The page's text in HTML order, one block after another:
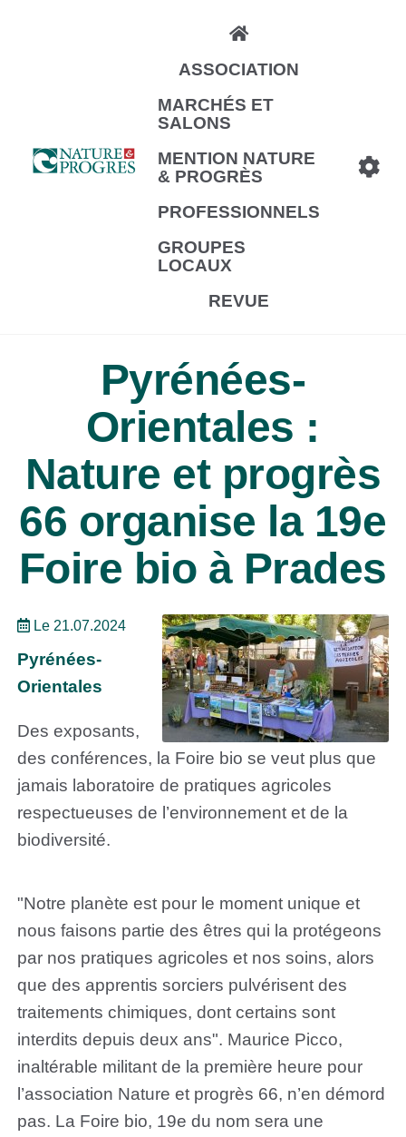
ASSOCIATION
MARCHÉS ET
SALONS
MENTION NATURE
& PROGRÈS
PROFESSIONNELS
GROUPES
LOCAUX
REVUE
Pyrénées-
Orientales :
Nature et progrès
66 organise la 19e
Foire bio à Prades
Le 21.07.2024
Pyrénées-
Orientales
Des exposants,
des conférences, la Foire bio se veut plus que
jamais laboratoire de pratiques agricoles
respectueuses de l’environnement et de la
biodiversité.
"Notre planète est pour le moment unique et
nous faisons partie des êtres qui la protégeons
par nos pratiques agricoles et nos soins, alors
que des apprentis sorciers pulvérisent des
traitements chimiques, dont certains sont
interdits depuis deux ans". Maurice Picco,
inaltérable militant de la première heure pour
l’association Nature et progrès 66, n’en démord
pas. La Foire bio, 19e du nom sera une